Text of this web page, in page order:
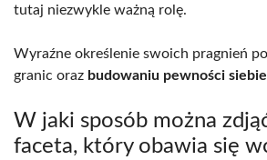
tutaj niezwykle ważną rolę.
Wyraźne określenie swoich pragnień
granic oraz budowaniu pewności siebie
W jaki sposób można
faceta, który obawia się